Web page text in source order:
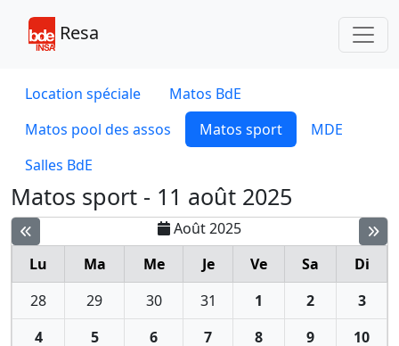
Resa
Location spéciale
Matos BdE
Matos pool des assos
Matos sport
MDE
Salles BdE
Matos sport - 11 août 2025
Août 2025
Lu
Ma Me Je Ve Sa
Di
28
29 30 31 1 2
3
4
5 6 7 8 9
10